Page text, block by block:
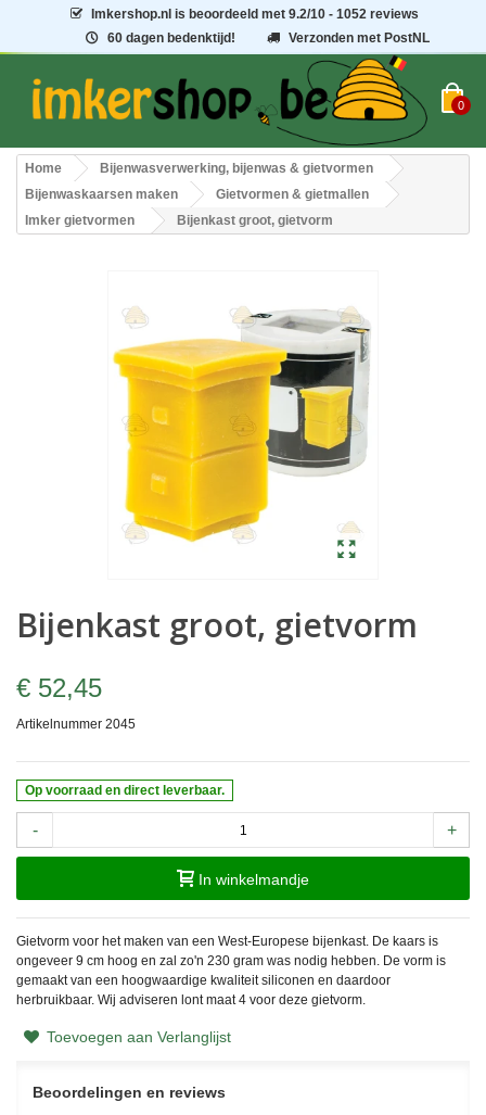
Imkershop.nl is beoordeeld met9.2/10 - 1052 reviews
60 dagen bedenktijd!
Verzonden met PostNL
0
Home
Bijenwasverwerking, bijenwas & gietvormen
Bijenwaskaarsen maken
Gietvormen & gietmallen
Imker gietvormen
Bijenkast groot, gietvorm
Bijenkast groot, gietvorm
€ 52,45
Artikelnummer 2045
Op voorraad en direct leverbaar.
- +
In winkelmandje
Gietvorm voor het maken van een West-Europese bijenkast. De kaars is
ongeveer 9 cm hoog en zal zo'n 230 gram was nodig hebben. De vorm is
gemaakt van een hoogwaardige kwaliteit siliconen en daardoor
herbruikbaar. Wij adviseren lont maat 4 voor deze gietvorm.
Toevoegen aan Verlanglijst
Beoordelingen en reviews